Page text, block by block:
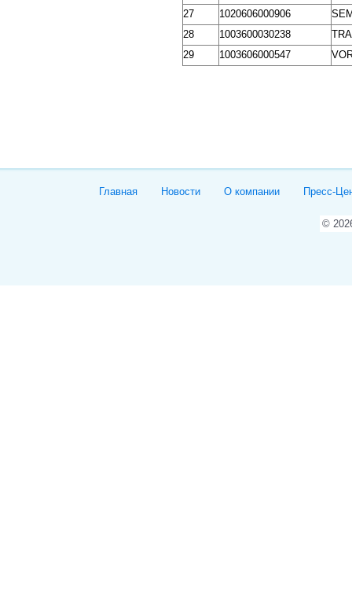
27
1020606000906
28
1003600030238
29
1003606000547
Главная Новости О компании Пресс-
©